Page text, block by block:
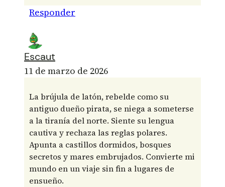
Responder
Escaut
11 de marzo de 2026
La brújula de latón, rebelde como su
antiguo dueño pirata, se niega a someterse
a la tiranía del norte. Siente su lengua
cautiva y rechaza las reglas polares.
Apunta a castillos dormidos, bosques
secretos y mares embrujados. Convierte mi
mundo en un viaje sin fin a lugares de
ensueño.